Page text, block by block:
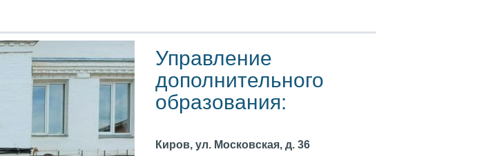
Управление
дополнительного
образования:
Киров, ул. Московская, д. 36